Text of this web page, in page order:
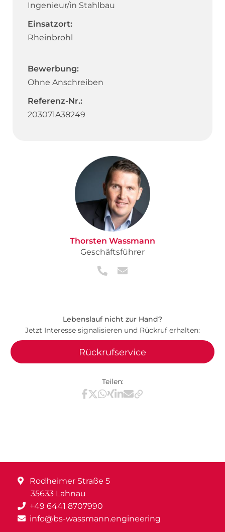
Ingenieur/in Stahlbau
Einsatzort:
Rheinbrohl
Bewerbung:
Ohne Anschreiben
Referenz-Nr.:
203071A38249
Thorsten Wassmann
Geschäftsführer
Lebenslauf nicht zur Hand?
Jetzt Interesse signalisieren und Rückruf erhalten:
Rückrufservice
Teilen:
Teilen via Facebook
Teilen via X / Twitter
Teilen via WhatsApp
Teilen via Xing
Teilen via LinkedIn
Teilen via E-Mail
Rodheimer Straße 5
35633 Lahnau
+49 6441 8707990
info@bs-wassmann.engineering